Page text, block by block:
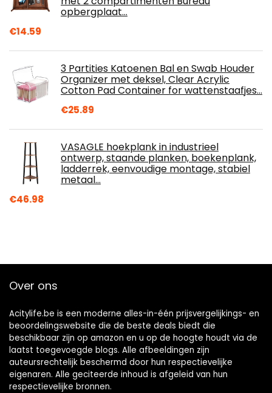
opbergplaat…
€14.59
3 Partities Katoenen Bal en Swab Houder
Organizer met deksel, Clear Acrylic
Cotton Pad Container for wattenstaafjes…
€25.89
VASAGLE hoekplank in industrieel
ontwerp, staande planken, boekenplank,
ladderrek, eenvoudige montage, stabiel
metaal…
€46.98
Over ons
Acitylife.be is een moderne alles-in-één prijsvergelijkings- en
beoordelingswebsite die de beste deals biedt die
beschikbaar zijn op amazon en u op de hoogte houdt via de
laatst toegevoegde blogs. Alle afbeeldingen zijn
auteursrechtelijk beschermd door hun respectievelijke
eigenaren. Alle geciteerde inhoud is afgeleid van hun
respectievelijke bronnen.